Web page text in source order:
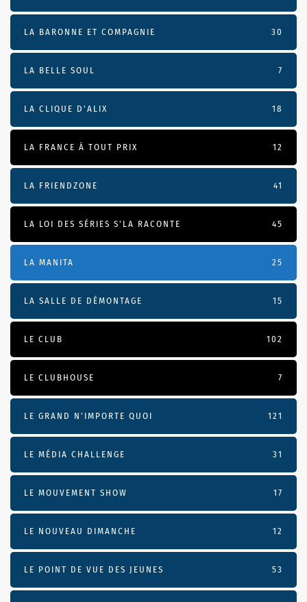
LA BARONNE ET COMPAGNIE 30
LA BELLE SOUL 7
LA CLIQUE D'ALIX 18
LA FRANCE À TOUT PRIX 12
LA FRIENDZONE 41
LA LOI DES SÉRIES S'LA RACONTE 45
LA MANITA 25
LA SALLE DE DÉMONTAGE 15
LE CLUB 102
LE CLUBHOUSE 7
LE GRAND N’IMPORTE QUOI 121
LE MÉDIA CHALLENGE 31
LE MOUVEMENT SHOW 17
LE NOUVEAU DIMANCHE 12
LE POINT DE VUE DES JEUNES 53